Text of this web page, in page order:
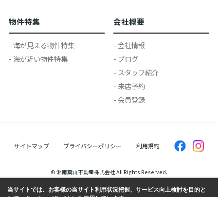
物件特集
- 海が見える物件特集
- 海が近い物件特集
会社概要
- 会社情報
- ブログ
- スタッフ紹介
- 来店予約
- 会員登録
サイトマップ プライバシーポリシー 利用規約
© 湘南葉山不動産株式会社 All Rights Reserved.
当サイトでは、お客様の当サイト利用状況把握、サービス向上検討を目的と